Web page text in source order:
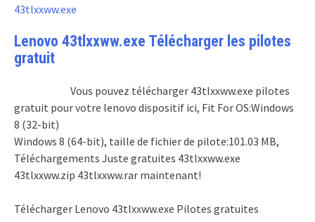
43tlxxww.exe
Lenovo 43tlxxww.exe Télécharger les pilotes
gratuit
Vous pouvez télécharger 43tlxxww.exe pilotes
gratuit pour votre lenovo dispositif ici, Fit For OS:Windows
8 (32-bit)
Windows 8 (64-bit), taille de fichier de pilote:101.03 MB,
Téléchargements Juste gratuites 43tlxxww.exe
43tlxxww.zip 43tlxxww.rar maintenant!
Télécharger Lenovo 43tlxxww.exe Pilotes gratuites